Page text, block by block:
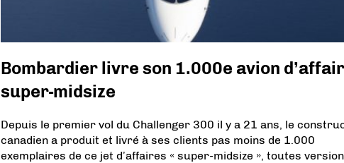
Bombardier livre son 1.000e avion
super-midsize
Depuis le premier vol du Challenger 300 il y a 21 ans, le
canadien a produit et livré à ses clients pas moins de 1.000
exemplaires de ce jet d’affaires « super-midsize », toutes